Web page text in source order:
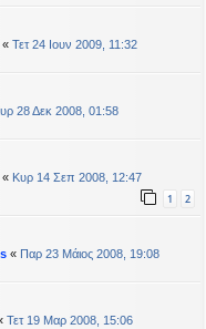
« Τετ 24 Ιουν 2009, 11:32
28 Δεκ 2008, 01:58
« Κυρ 14 Σεπ 2008, 12:47
1 2
« Παρ 23 Μάιος 2008, 19:08
Τετ 19 Μαρ 2008, 15:06